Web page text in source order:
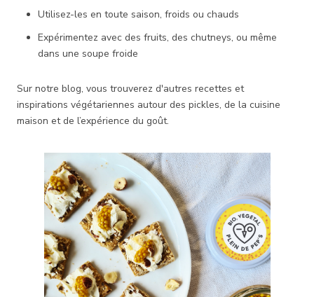
Utilisez-les en toute saison, froids ou chauds
Expérimentez avec des fruits, des chutneys, ou même
dans une soupe froide
Sur notre blog, vous trouverez d'autres recettes et
inspirations végétariennes autour des pickles, de la cuisine
maison et de l’expérience du goût.